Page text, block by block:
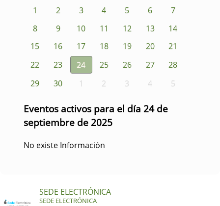
1 2 3 4 5 6
7
8
9 10 11 12 13
14
15
16 17 18 19 20
21
22
23 24 25 26 27
28
29
30 1 2 3 4 5
Eventos activos para el día 24 de
septiembre de 2025
No existe Información
SEDE ELECTRÓNICA
SEDE ELECTRÓNICA